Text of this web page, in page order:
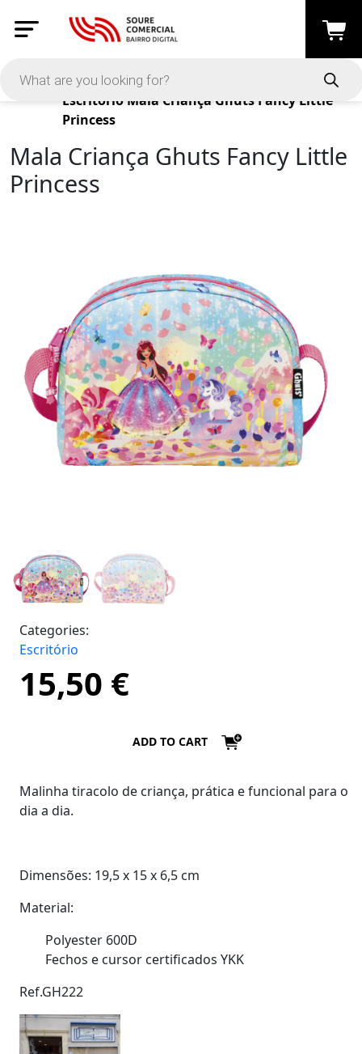
Products
Escritório Mala Criança Ghuts Fancy Little
Princess
Mala Criança Ghuts Fancy Little
Princess
Categories:
Escritório
15,50 €
ADD TO CART
Malinha tiracolo de criança, prática e funcional para o
dia a dia.
Dimensões: 19,5 x 15 x 6,5 cm
Material:
Polyester 600D
Fechos e cursor certificados YKK
Ref.GH222